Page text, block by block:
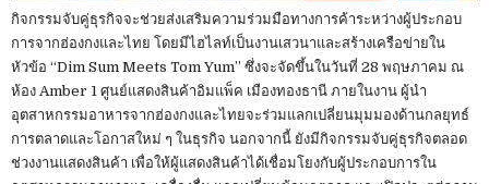
กิจกรรมจับคู่ธุรกิจจะช่วยส่งเสริมความร่วมมือทางการค้าระหว่างผู้ประกอบ
การจากฮ่องกงและไทย โดยมีไฮไลท์เป็นงานเสวนาและสร้างเครือข่ายใน
หัวข้อ “Dim Sum Meets Tom Yum” ซึ่งจะจัดขึ้นในวันที่ 28 พฤษภาคม ณ
ห้อง Amber 1 ศูนย์แสดงสินค้าอิมแพ็ค เมืองทองธานี ภายในงาน ผู้นำ
อุตสาหกรรมอาหารจากฮ่องกงและไทยจะร่วมแลกเปลี่ยนมุมมองด้านกลยุทธ์
การตลาดและโอกาสใหม่ ๆ ในธุรกิจ นอกจากนี้ ยังมีกิจกรรมจับคู่ธุรกิจตลอด
ช่วงงานแสดงสินค้า เพื่อให้ผู้แสดงสินค้าได้เชื่อมโยงกับผู้ประกอบการใน